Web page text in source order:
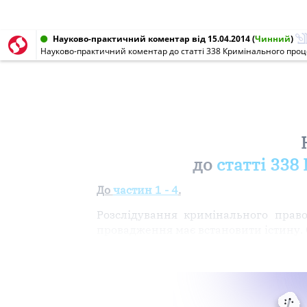
Науково-практичний коментар від 15.04.2014(Чинний)
Науково-практичний коментар до статті 338 Кримінального
до статті
До частин 1 - 4.
Розслідування кримінального